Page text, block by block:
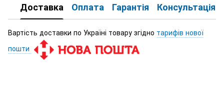
Доставка Оплата Гарантія Консультація
Вартість доставки по Україні товару згідно тарифів нової
пошти